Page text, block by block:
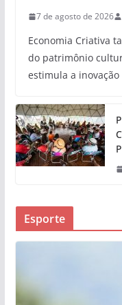
7 de agosto de 2026
Economia Criativa
do patrimônio
estimula a
Esporte